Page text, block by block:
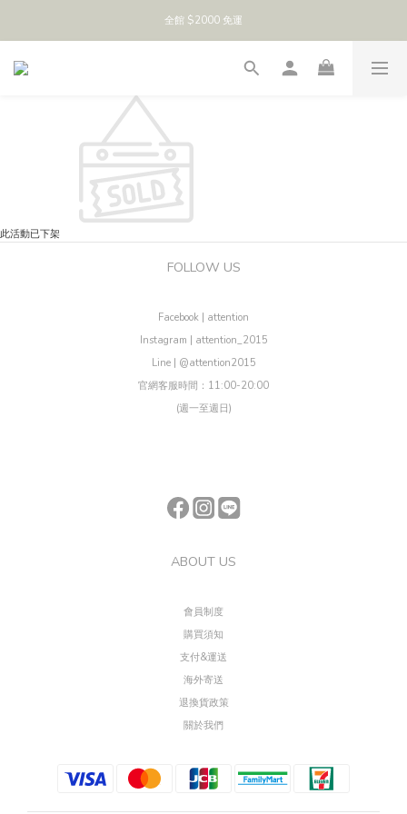
全館 $2000 免運
此活動已下架
FOLLOW US
Facebook | attention
Instagram | attention_2015
Line | @attention2015
官網客服時間：11:00-20:00
(週一至週日)
ABOUT US
會員制度
購買須知
支付&運送
海外寄送
退換貨政策
關於我們